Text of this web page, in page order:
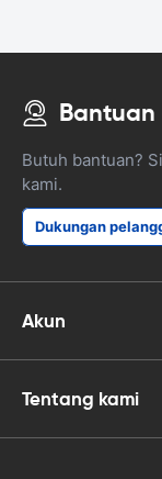
Butuh bantuan?
kami.
Dukungan
Akun
Tentang kami